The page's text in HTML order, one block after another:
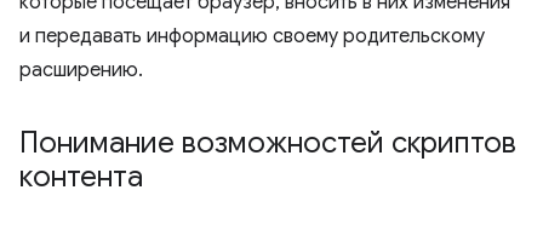
и передавать информацию своему родительскому
расширению.
Понимание возможностей скриптов
контента